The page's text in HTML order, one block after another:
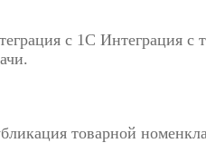
с 1С Интеграция с
товарной